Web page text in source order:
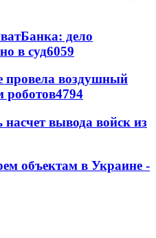
дело
в суд6059
провела воздушный
роботов4794
вывода войск из
объектам в Украине -